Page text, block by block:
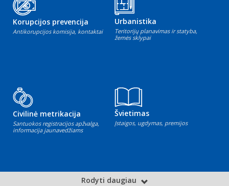
Korupcijos prevencija
Antikorupcijos komisija, kontaktai
Urbanistika
Teritorijų planavimas ir statyba,
žemės sklypai
Civilinė metrikacija
Santuokos registracijos apžvalga,
informacija jaunavedžiams
Švietimas
Įstaigos, ugdymas, premijos
Rodyti daugiau